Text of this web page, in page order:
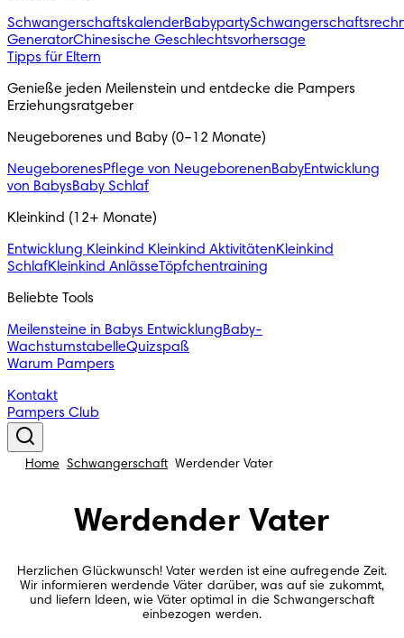
SchwangerschaftskalenderBabyparty
GeneratorChinesische Geschlechtsvorhersage
Tipps für Eltern
Genieße jeden Meilenstein und entdecke die Pampers
Erziehungsratgeber
Neugeborenes und Baby (0–12 Monate)
NeugeborenesPflege von NeugeborenenBabyEntwicklung
von BabysBaby Schlaf
Kleinkind (12+ Monate)
Entwicklung Kleinkind Kleinkind AktivitätenKleinkind
SchlafKleinkind AnlässeTöpfchentraining
Beliebte Tools
Meilensteine in Babys EntwicklungBaby-
WachstumstabelleQuizspaß
Warum Pampers
Kontakt
Pampers Club
Home Schwangerschaft Werdender Vater
Werdender Vater
Herzlichen Glückwunsch! Vater werden ist eine aufregende Zeit.
Wir informieren werdende Väter darüber, was auf sie zukommt,
und liefern Ideen, wie Väter optimal in die Schwangerschaft
einbezogen werden.